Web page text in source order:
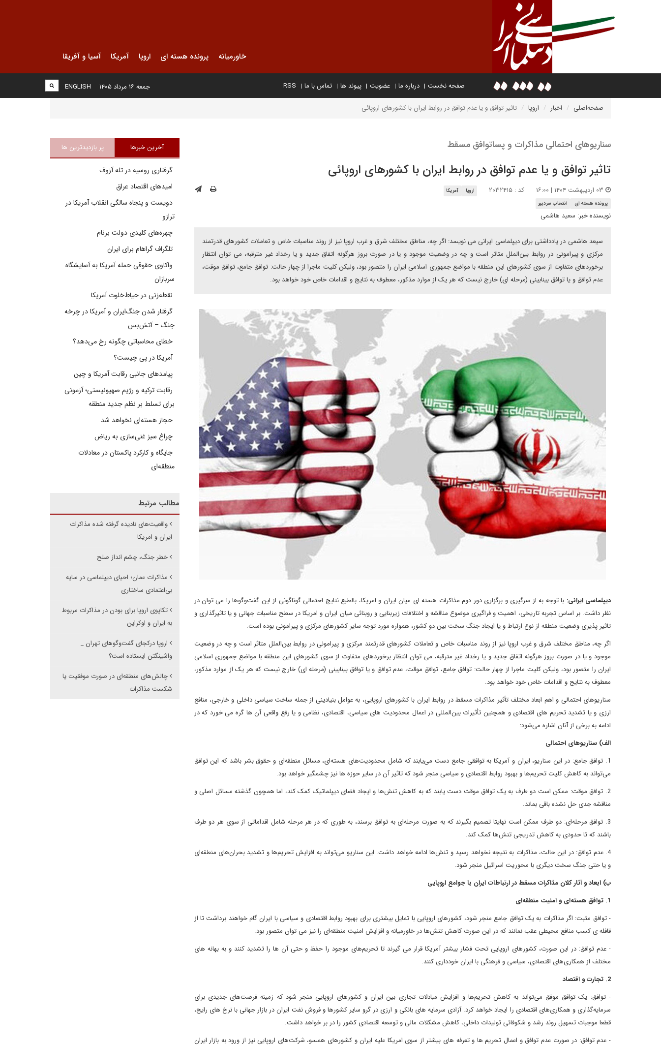
خاورمیانه پرونده هسته ای اروپا آمریکا آسیا و آفریقا
صفحه نخست درباره ما عضویت پیوند ها تماس با ما RSS
ENGLISH جمعه ۱۶ مرداد ۱۴۰۵
صفحه‌اصلی اخبار اروپا تاثیر توافق و یا عدم توافق در روابط ایران با کشورهای اروپائی
سناریوهای احتمالی مذاکرات و پساتوافق مسقط
تاثیر توافق و یا عدم توافق در روابط ایران با کشورهای اروپائی
کد : ۲۰۳۲۴۱۵ اروپا
آمریکا
پرونده هسته ای
انتخاب سردبیر
نویسنده خبر: سعید هاشمی
سیعد هاشمی در یادداشتی برای دیپلماسی ایرانی می نویسد: اگر چه، مناطق مختلف شرق و غرب اروپا نیز از روند مناسبات خاص و تعاملات کشورهای قدرتمند
مرکزی و پیرامونی در روابط بین‌الملل متاثر است و چه در وضعیت موجود و یا در صورت بروز هرگونه اتفاق جدید و یا رخداد غیر مترقبه، می توان انتظار
برخوردهای متفاوت از سوی کشورهای این منطقه با مواضع جمهوری اسلامی ایران را متصور بود، ولیکن کلیت ماجرا از چهار حالت: توافق جامع، توافق موقت،
عدم توافق و یا توافق بینابینی (مرحله ای) خارج نیست که هر یک از موارد مذکور، معطوف به نتایج و اقدامات خاص خود خواهد بود.
دیپلماسی ایرانی: با توجه به از سرگیری و برگزاری دور دوم مذاکرات هسته ای میان ایران و امریکا، بالطبع نتایج احتمالی گوناگونی از این گفت‌وگوها را می توان در
نظر داشت. بر اساس تجربه تاریخی، اهمیت و فراگیری موضوع مناقشه و اختلافات زیربنایی و روبنائی میان ایران و امریکا در سطح مناسبات جهانی و یا تاثیرگذاری و
تاثیر پذیری وضعیت منطقه از نوع ارتباط و یا ایجاد جنگ سخت بین دو کشور، همواره مورد توجه سایر کشورهای مرکزی و پیرامونی بوده است.
اگر چه، مناطق مختلف شرق و غرب اروپا نیز از روند مناسبات خاص و تعاملات کشورهای قدرتمند مرکزی و پیرامونی در روابط بین‌الملل متاثر است و چه در وضعیت
موجود و یا در صورت بروز هرگونه اتفاق جدید و یا رخداد غیر مترقبه، می توان انتظار برخوردهای متفاوت از سوی کشورهای این منطقه با مواضع جمهوری اسلامی
ایران را متصور بود، ولیکن کلیت ماجرا از چهار حالت: توافق جامع، توافق موقت، عدم توافق و یا توافق بینابینی (مرحله ای) خارج نیست که هر یک از موارد مذکور،
معطوف به نتایج و اقدامات خاص خود خواهد بود.
سناریوهای احتمالی و اهم ابعاد مختلف تأثیر مذاکرات مسقط در روابط ایران با کشورهای اروپایی، به عوامل بنیادینی از جمله ساخت سیاسی داخلی و خارجی، منافع
ارزی و یا تشدید تحریم های اقتصادی و همچنین تأثیرات بین‌المللی در اعمال محدودیت های سیاسی، اقتصادی، نظامی و یا رفع واقعی آن ها گره می خورد که در
ادامه به برخی از آنان اشاره می‌شود:
الف) سناریوهای احتمالی
1. توافق جامع: در این سناریو، ایران و آمریکا به توافقی جامع دست می‌یابند که شامل محدودیت‌های هسته‌ای، مسائل منطقه‌ای و حقوق بشر باشد که این توافق
می‌تواند به کاهش کلیت تحریم‌ها و بهبود روابط اقتصادی و سیاسی منجر شود که تاثیر آن در سایر حوزه ها نیز چشمگیر خواهد بود.
2. توافق موقت: ممکن است دو طرف به یک توافق موقت دست یابند که به کاهش تنش‌ها و ایجاد فضای دیپلماتیک کمک کند، اما همچون گذشته مسائل اصلی و
مناقشه جدی حل نشده باقی بماند.
3. توافق مرحله‌ای: دو طرف ممکن است نهایتا تصمیم بگیرند که به صورت مرحله‌ای به توافق برسند، به طوری که در هر مرحله شامل اقداماتی از سوی هر دو طرف
باشند که تا حدودی به کاهش تدریجی تنش‌ها کمک کند.
4. عدم توافق: در این حالت، مذاکرات به نتیجه نخواهد رسید و تنش‌ها ادامه خواهد داشت. این سناریو می‌تواند به افزایش تحریم‌ها و تشدید بحران‌های منطقه‌ای
و یا حتی جنگ سخت دیگری با محوریت اسرائیل منجر شود.
ب) ابعاد و آثار کلان مذاکرات مسقط در ارتباطات ایران با جوامع اروپایی
1. توافق هسته‌ای و امنیت منطقه‌ای
- توافق مثبت: اگر مذاکرات به یک توافق جامع منجر شود، کشورهای اروپایی با تمایل بیشتری برای بهبود روابط اقتصادی و سیاسی با ایران گام خواهند برداشت تا از
قافله ی کسب منافع محیطی عقب نمانند که در این صورت کاهش تنش‌ها در خاورمیانه و افزایش امنیت منطقه‌ای را نیز می توان متصور بود.
- عدم توافق: در این صورت، کشورهای اروپایی تحت فشار بیشتر آمریکا قرار می گیرند تا تحریم‌های موجود را حفظ و حتی آن ها را تشدید کنند و به بهانه های
مختلف از همکاری‌های اقتصادی، سیاسی و فرهنگی با ایران خودداری کنند.
2. تجارت و اقتصاد
- توافق: یک توافق موفق می‌تواند به کاهش تحریم‌ها و افزایش مبادلات تجاری بین ایران و کشورهای اروپایی منجر شود که زمینه فرصت‌های جدیدی برای
سرمایه‌گذاری و همکاری‌های اقتصادی را ایجاد خواهد کرد. آزادی سرمایه های بانکی و ارزی در گرو سایر کشورها و فروش نفت ایران در بازار جهانی با نرخ های رایج،
قطعا موجبات تسهیل روند رشد و شکوفائی تولیدات داخلی، کاهش مشکلات مالی و توسعه اقتصادی کشور را در بر خواهد داشت.
- عدم توافق: در صورت عدم توافق و اعمال تحریم ها و تعرفه های بیشتر از سوی امریکا علیه ایران و کشورهای همسو، شرکت‌های اروپایی نیز از ورود به بازار ایران
آخرین خبرها پر بازدیدترین ها
گرفتاری روسیه در تله آزوف
امیدهای اقتصاد عراق
دویست و پنجاه سالگی انقلاب آمریکا در
ترازو
چهره‌های کلیدی دولت برنام
تلگراف گراهام برای ایران
واکاوی حقوقی حمله آمریکا به آسایشگاه
سربازان
نقطه‌زنی در حیاط‌خلوت آمریکا
گرفتار شدن جنگ‌ایران و آمریکا در چرخه
جنگ – آتش‌بس
خطای محاسباتی چگونه رخ می‌دهد؟
آمریکا در پی چیست؟
پیامدهای جانبی رقابت آمریکا و چین
رقابت ترکیه و رژیم صهیونیستی؛ آزمونی
برای تسلط بر نظم جدید منطقه
حجاز هسته‌ای نخواهد شد
چراغ سبز غنی‌سازی به ریاض
جایگاه و کارکرد پاکستان در معادلات
منطقه‌ای
مطالب مرتبط
واقعیت‌های نادیده گرفته شده مذاکرات
ایران و امریکا
خطر جنگ، چشم انداز صلح
مذاکرات عمان؛ احیای دیپلماسی در سایه
بی‌اعتمادی ساختاری
تکاپوی اروپا برای بودن در مذاکرات مربوط
به ایران و اوکراین
اروپا درکجای گفت‌وگوهای تهران _
واشینگتن ایستاده است؟
چالش‌های منطقه‌ای در صورت موفقیت یا
شکست مذاکرات